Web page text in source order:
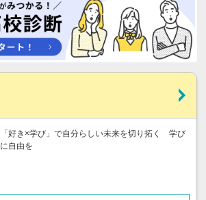
「好き×学び」で自分らしい未来を切り拓く 学び
に自由を